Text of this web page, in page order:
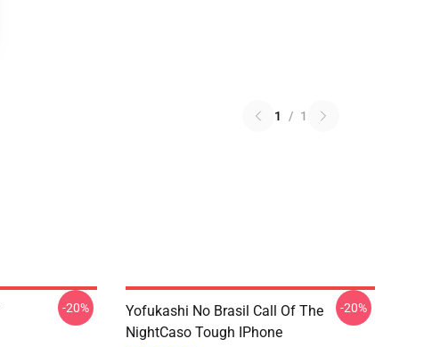
1 / 1
-20%
Yofukashi No Brasil Call Of The
NightCaso Tough IPhone
-20%